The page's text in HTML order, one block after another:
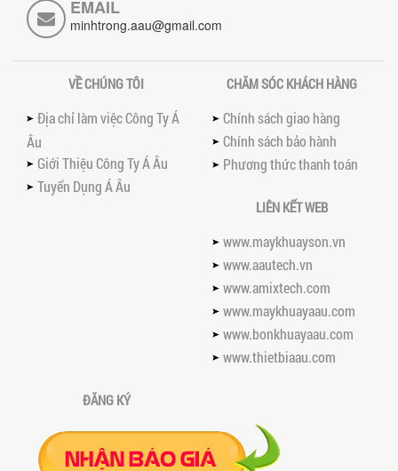
NGHIỆP VÀ MÁY TRỘN BỘT GIA ĐÌNH:
KHÁC BIỆT VỀ HIỆU QUẢ & NĂNG SUẤT
đình về hiệu quả, năng suất và...
SO SÁNH MÁY KHUẤY PHÒNG NỔ VỚI MÁY
KHUẤY THƯỜNG: KHÁC BIỆT VÀ GIÁ TRỊ
MANG LẠI
So sánh máy khuấy phòng nổ và máy
toàn, giá trị mang lại, ứng dụng...
30HP: TĂNG ĐỘ ỔN ĐỊNH VÀ AN TOÀN KHI
VẬN HÀNH
Tay kẹp thùng trên máy khuấy sơn
30HP giúp giữ ổn định thùng chứa, đảm
bảo an toàn khi vận hành và nâng cao
BỒN KHUẤY SÀN THAO TÁC – GIẢI PHÁP
tác inox an toàn, tiện lợi, phù hợp sản
xuất thực phẩm, mỹ phẩm, hóa chất....
EMAIL
minhtrong.aau@gmail.com
VỀ CHÚNG TÔI
Địa chỉ làm việc Công Ty Á
Âu
Giới Thiệu Công Ty Á Âu
Tuyển Dụng Á Âu
CHĂM SÓC KHÁCH HÀNG
Chính sách giao hàng
Chính sách bảo hành
Phương thức thanh toán
LIÊN KẾT WEB
www.maykhuayson.vn
www.aautech.vn
www.amixtech.com
www.maykhuayaau.com
www.bonkhuayaau.com
www.thietbiaau.com
ĐĂNG KÝ